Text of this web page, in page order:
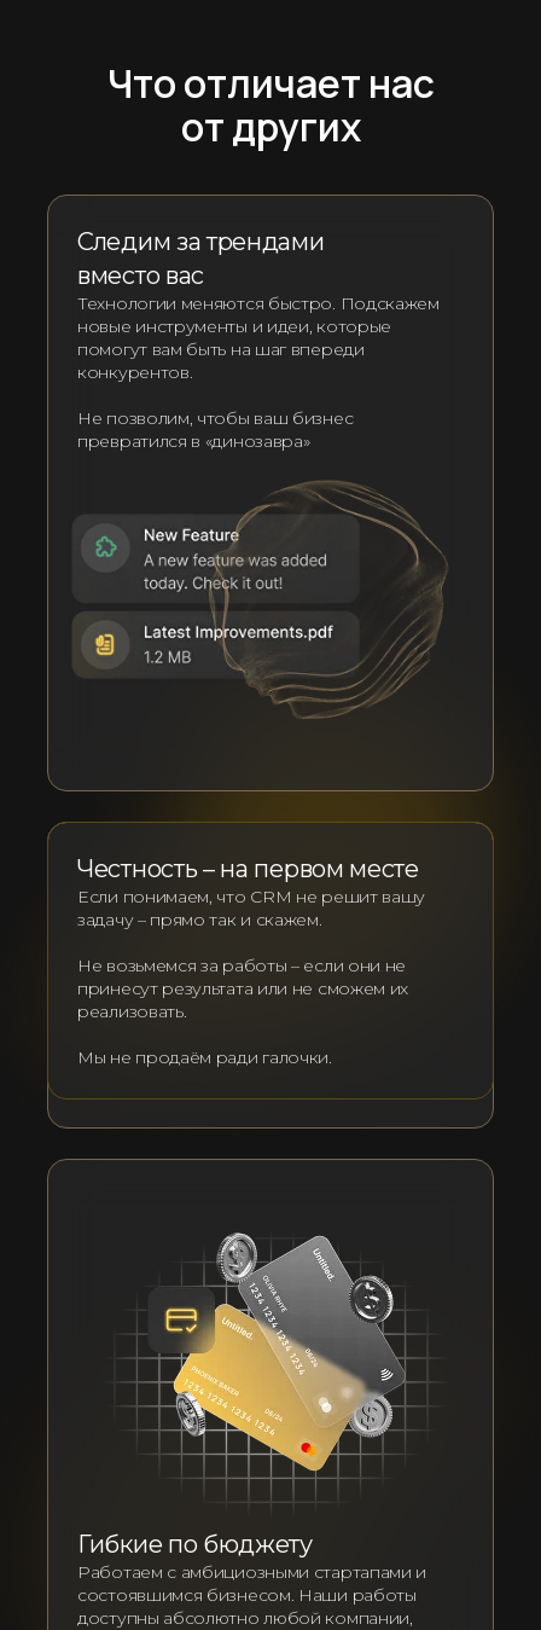
Что отличает нас
от других
Следим за трендами
вместо вас
Технологии меняются быстро. Подскажем
новые инструменты и идеи, которые
помогут вам быть на шаг впереди
конкурентов.
Не позволим, чтобы ваш бизнес
превратился в «динозавра»
Гибкие по бюджету
Работаем с амбициозными стартапами и
состоявшимся бизнесом. Наши работы
доступны абсолютно любой компании,
Честность – на первом месте
Если понимаем, что CRM не решит вашу
задачу – прямо так и скажем.
Не возьмемся за работы – если они не
принесут результата или не сможем их
реализовать.
Мы не продаём ради галочки.